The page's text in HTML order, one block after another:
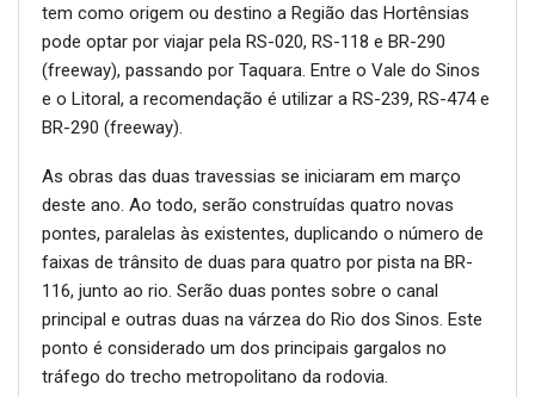
tem como origem ou destino a Região das Hortênsias
pode optar por viajar pela RS-020, RS-118 e BR-290
(freeway), passando por Taquara. Entre o Vale do Sinos
e o Litoral, a recomendação é utilizar a RS-239, RS-474 e
BR-290 (freeway).
As obras das duas travessias se iniciaram em março
deste ano. Ao todo, serão construídas quatro novas
pontes, paralelas às existentes, duplicando o número de
faixas de trânsito de duas para quatro por pista na BR-
116, junto ao rio. Serão duas pontes sobre o canal
principal e outras duas na várzea do Rio dos Sinos. Este
ponto é considerado um dos principais gargalos no
tráfego do trecho metropolitano da rodovia.